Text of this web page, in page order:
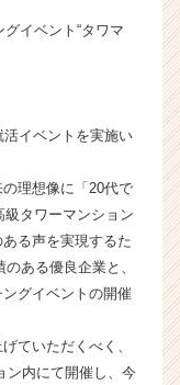
イベント“タワマ
イベントを実施い
理想像に「20代で
タワーマンション
る声を実現するた
ある優良企業と、
グイベントの開催
ていただくべく、
ン内にて開催し、今